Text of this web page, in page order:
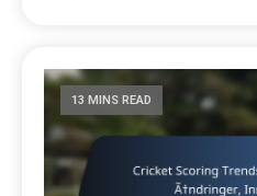
13 MINS READ